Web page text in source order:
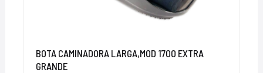
BOTA CAMINADORA LARGA,MOD 1700 EXTRA
GRANDE